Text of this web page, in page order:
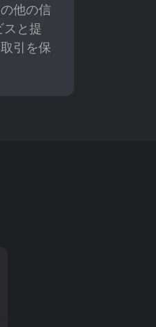
他の信
スと提
引を保